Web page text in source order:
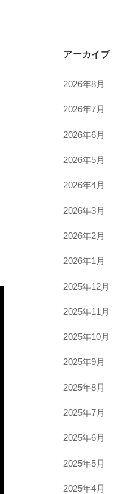
アーカイブ
2026年8月
2026年7月
2026年6月
2026年5月
2026年4月
2026年3月
2026年2月
2026年1月
2025年12月
2025年11月
2025年10月
2025年9月
2025年8月
2025年7月
2025年6月
2025年5月
2025年4月